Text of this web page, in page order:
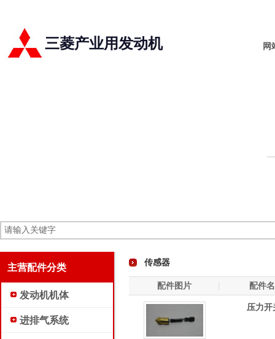
网
三菱产业用发动机
主营配件分类
发动机机体
进排气系统
传感器
配件图片 配件
压力开